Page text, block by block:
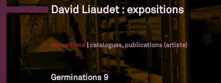
David Liaudet : expositions
expositions|catalogues, publications (artiste)
Germinations 9